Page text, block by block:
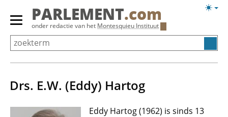
Overslaan
Primair
menu
tonen/verbergen
PARLEMENT.com
onder redactie van het Montesquieu Instituut
Drs. E.W. (Eddy) Hartog
Eddy Hartog (1962) is sinds 13